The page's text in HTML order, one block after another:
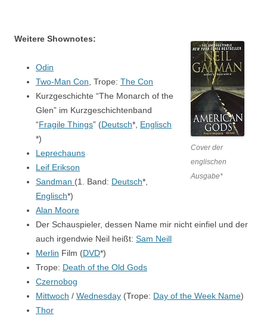
Cover der
englischen
Ausgabe*
Weitere Shownotes:
Odin
Two-Man Con , Trope: The Con
Kurzgeschichte “The Monarch of the
Glen” im Kurzgeschichtenband
“Fragile Things” (Deutsch*, Englisch
*)
Leprechauns
Leif Erikson
Sandman (1. Band: Deutsch*,
Englisch*)
Alan Moore
Der Schauspieler, dessen Name mir nicht einfiel und der
auch irgendwie Neil heißt: Sam Neill
Merlin Film (DVD*)
Trope: Death of the Old Gods
Czernobog
Mittwoch / Wednesday (Trope: Day of the Week Name)
Thor